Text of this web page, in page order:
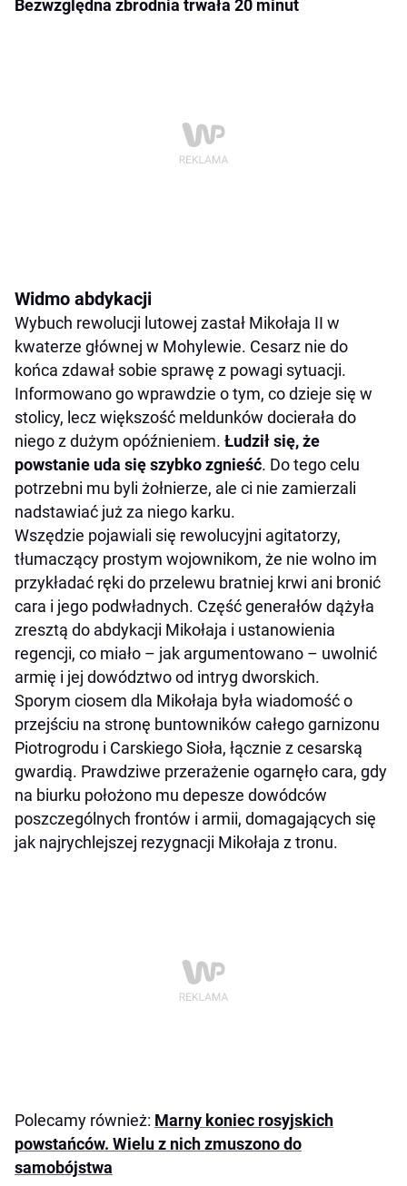
Bezwzględna zbrodnia trwała 20 minut
Widmo abdykacji
Wybuch rewolucji lutowej zastał Mikołaja II w
kwaterze głównej w Mohylewie. Cesarz nie do
końca zdawał sobie sprawę z powagi sytuacji.
Informowano go wprawdzie o tym, co dzieje się w
stolicy, lecz większość meldunków docierała do
niego z dużym opóźnieniem. Łudził się, że
powstanie uda się szybko zgnieść. Do tego celu
potrzebni mu byli żołnierze, ale ci nie zamierzali
nadstawiać już za niego karku.
Wszędzie pojawiali się rewolucyjni agitatorzy,
tłumaczący prostym wojownikom, że nie wolno im
przykładać ręki do przelewu bratniej krwi ani bronić
cara i jego podwładnych. Część generałów dążyła
zresztą do abdykacji Mikołaja i ustanowienia
regencji, co miało – jak argumentowano – uwolnić
armię i jej dowództwo od intryg dworskich.
Sporym ciosem dla Mikołaja była wiadomość o
przejściu na stronę buntowników całego garnizonu
Piotrogrodu i Carskiego Sioła, łącznie z cesarską
gwardią. Prawdziwe przerażenie ogarnęło cara, gdy
na biurku położono mu depesze dowódców
poszczególnych frontów i armii, domagających się
jak najrychlejszej rezygnacji Mikołaja z tronu.
Polecamy również: Marny koniec rosyjskich
powstańców. Wielu z nich zmuszono do
samobójstwa